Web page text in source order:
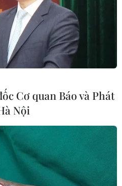
Cơ quan Báo và Phát
Nội